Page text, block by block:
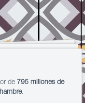
de 795 millones de
.